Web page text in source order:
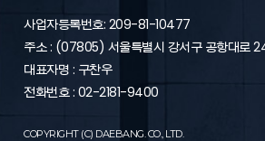
사업자등록번호: 209-81-10477
주소 : (07805) 서울특별시 강서구 공항대로
대표자명 : 구찬우
전화번호 : 02-2181-9400
COPYRIGHT (C) DAEBANG. CO., LTD.